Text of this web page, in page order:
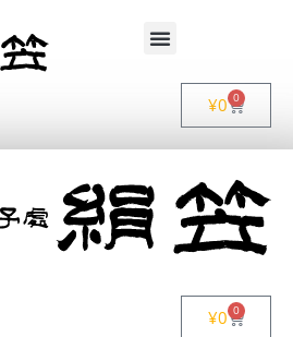
¥0 0
¥0 0